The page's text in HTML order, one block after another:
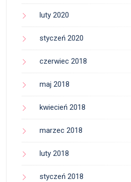
luty 2020
styczeń 2020
czerwiec 2018
maj 2018
kwiecień 2018
marzec 2018
luty 2018
styczeń 2018